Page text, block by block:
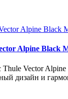
Alpine Black
Vector Alpine
дизайн и